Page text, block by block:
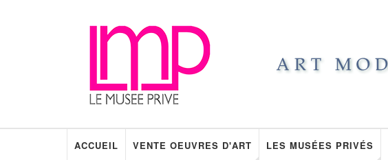
ACCUEIL VENTE OEUVRES D'ART LES MUSÉES PRIVÉS